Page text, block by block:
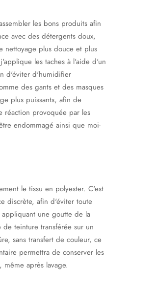
les bons produits afin
avec des détergents doux,
nettoyage plus douce et plus
les taches à l'aide d'un
d'éviter d'humidifier
des gants et des masques
plus puissants, afin de
réaction provoquée par les
endommagé ainsi que moi-
le tissu en polyester. C'est
discrète, afin d'éviter toute
une goutte de la
teinture transférée sur un
sans transfert de couleur, ce
permettra de conserver les
après lavage.